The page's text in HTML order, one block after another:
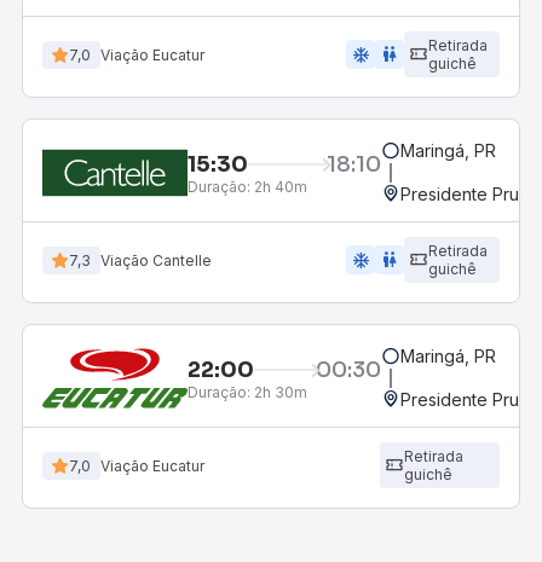
7,0 Viação Eucatur ac_unit wc
Retirada
guichê
15:30 18:10
Duração: 2h 40m
Maringá, PR
Presidente
7,3 Viação Cantelle ac_unit wc
Retirada
guichê
22:00 00:30
Duração: 2h 30m
Maringá, PR
Presidente
7,0 Viação Eucatur
Retirada
guichê